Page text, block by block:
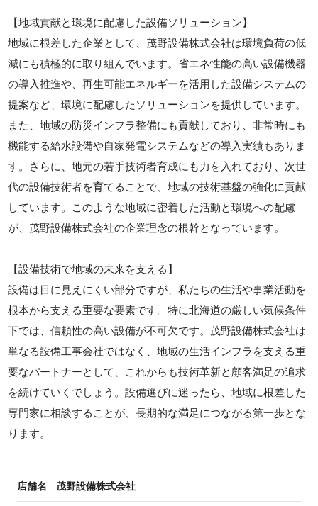
【地域貢献と環境に配慮した設備ソリューション】
地域に根差した企業として、茂野設備株式会社は環境負荷の低
減にも積極的に取り組んでいます。省エネ性能の高い設備機器
の導入推進や、再生可能エネルギーを活用した設備システムの
提案など、環境に配慮したソリューションを提供しています。
また、地域の防災インフラ整備にも貢献しており、非常時にも
機能する給水設備や自家発電システムなどの導入実績もありま
す。さらに、地元の若手技術者育成にも力を入れており、次世
代の設備技術者を育てることで、地域の技術基盤の強化に貢献
しています。このような地域に密着した活動と環境への配慮
が、茂野設備株式会社の企業理念の根幹となっています。
【設備技術で地域の未来を支える】
設備は目に見えにくい部分ですが、私たちの生活や事業活動を
根本から支える重要な要素です。特に北海道の厳しい気候条件
下では、信頼性の高い設備が不可欠です。茂野設備株式会社は
単なる設備工事会社ではなく、地域の生活インフラを支える重
要なパートナーとして、これからも技術革新と顧客満足の追求
を続けていくでしょう。設備選びに迷ったら、地域に根差した
専門家に相談することが、長期的な満足につながる第一歩とな
ります。
店舗名 茂野設備株式会社